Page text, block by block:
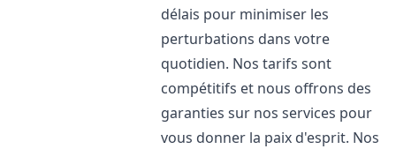
délais pour minimiser les
perturbations dans votre
quotidien. Nos tarifs sont
compétitifs et nous offrons des
garanties sur nos services pour
vous donner la paix d'esprit. Nos